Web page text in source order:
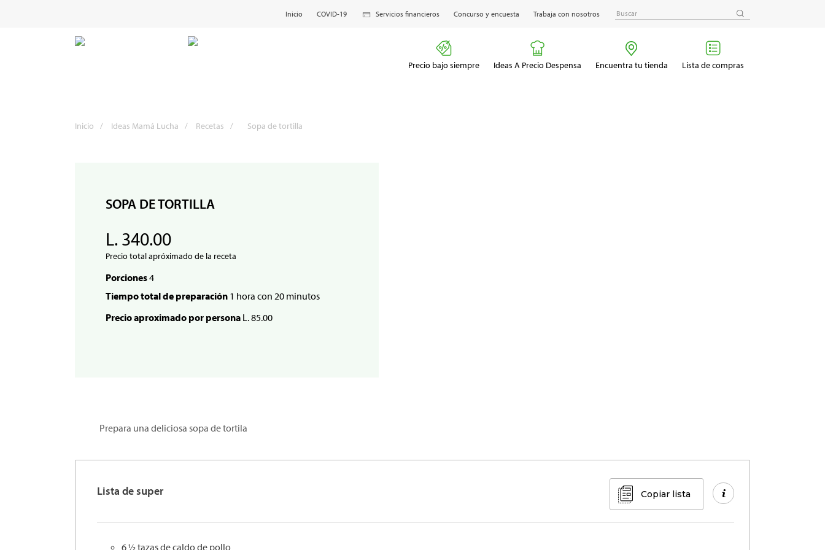
Inicio COVID-19 Servicios financieros Concurso y encuesta Trabaja con nosotros
Precio bajo siempre Ideas A Precio Despensa Encuentra tu tienda Lista de compras
Inicio / Ideas Mamá Lucha / Recetas / Sopa de tortilla
SOPA DE TORTILLA
L. 340.00
Precio total apróximado de la receta
Porciones4
Tiempo total de preparación 1 hora con 20 minutos
Precio aproximado por persona L. 85.00
Prepara una deliciosa sopa de tortila
Lista de super Copiar lista
6 ½ tazas de caldo de pollo